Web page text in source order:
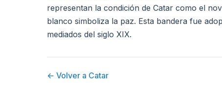
representan la condición de Catar como el
blanco simboliza la paz. Esta bandera fue
mediados del siglo XIX.
← Volver a Catar